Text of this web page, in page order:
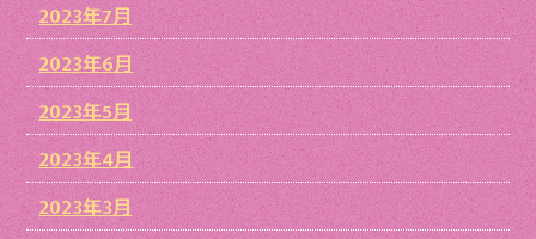
2023年7月
2023年6月
2023年5月
2023年4月
2023年3月